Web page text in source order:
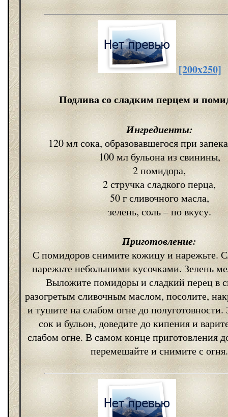
[200x250]
Подлива со сладким перцем и
Ингредиенты:
120 мл сока, образовавшегося при
100 мл бульона из свинины,
2 помидора,
2 стручка сладкого перца,
50 г сливочного масла,
зелень, соль – по вкусу.
Приготовление:
С помидоров снимите кожицу и нарежьте.
нарежьте небольшими кусочками. Зелень
Выложите помидоры и сладкий перец в
разогретым сливочным маслом, посолите,
и тушите на слабом огне до полуготовности.
сок и бульон, доведите до кипения и
слабом огне. В самом конце приготовления
перемешайте и снимите с огня.